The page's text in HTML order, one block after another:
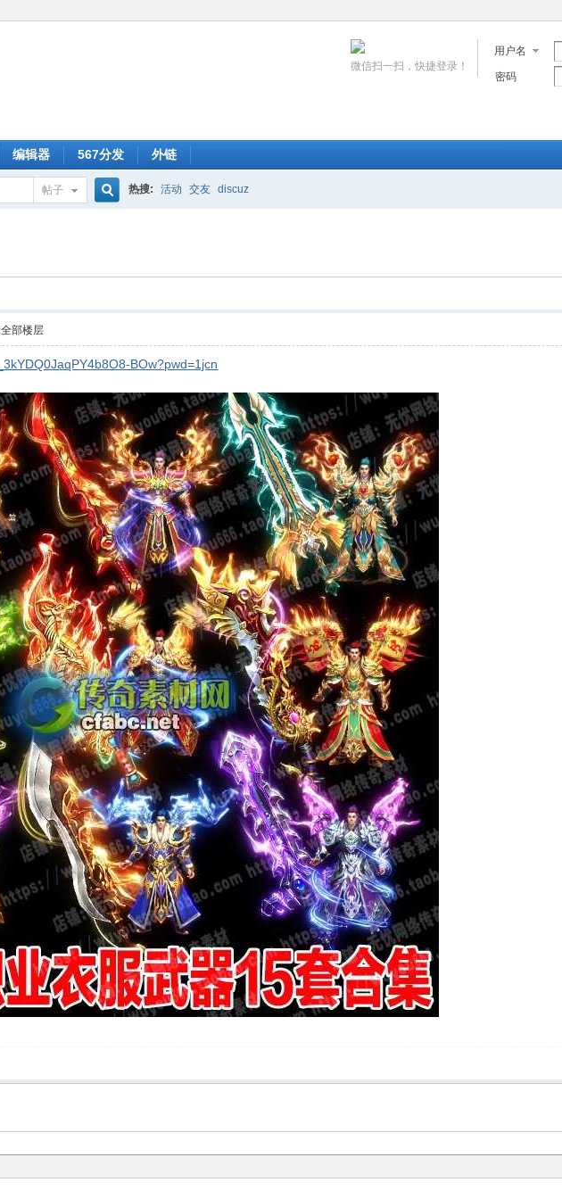
用户名
密码
微信扫一扫，快捷登录！
编辑器 567分发 外链
帖子 热搜: 活动 交友 discuz
部楼层
BOw?pwd=1jcn